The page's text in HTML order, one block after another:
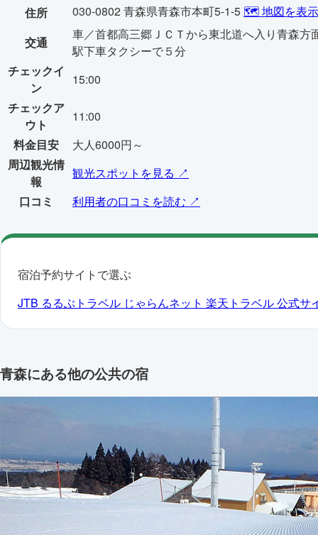
住所
030-0802 青森県青森市本町5-1-5 🗺️ 地図を表示
交通
車／首都高三郷ＪＣＴから東北道へ入り青森
駅下車タクシーで５分
チェックイ
ン
15:00
チェックア
ウト
11:00
料金目安
大人6000円～
周辺観光情
報
観光スポットを見る ↗
口コミ
利用者の口コミを読む ↗
宿泊予約サイトで選ぶ
JTB るるぶトラベル じゃらんネット 楽天トラベル公式サ
青森にある他の公共の宿